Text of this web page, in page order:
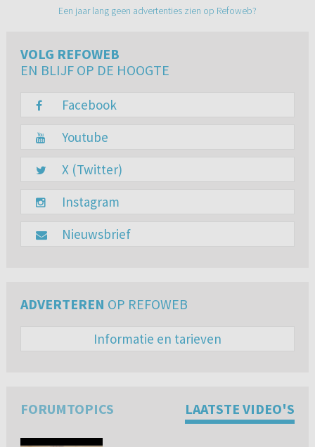
Een jaar lang geen advertenties zien op Refoweb?
VOLG REFOWEB
EN BLIJF OP DE HOOGTE
Facebook
Youtube
X (Twitter)
Instagram
Nieuwsbrief
ADVERTEREN OP REFOWEB
Informatie en tarieven
FORUMTOPICS LAATSTE VIDEO'S